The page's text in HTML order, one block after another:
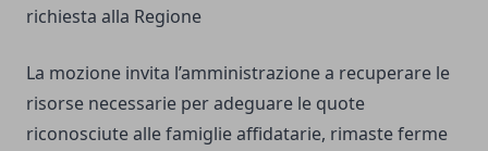
richiesta alla Regione
La mozione invita l’amministrazione a recuperare le
risorse necessarie per adeguare le quote
riconosciute alle famiglie affidatarie, rimaste ferme